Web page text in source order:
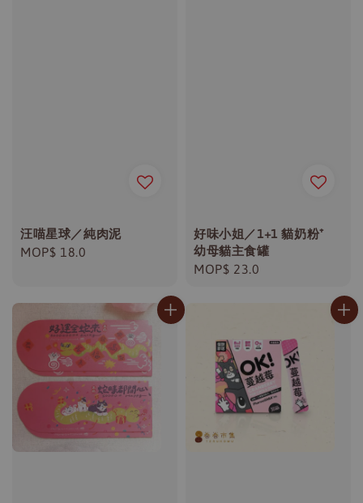
汪喵星球／純肉泥
Regular
MOP$ 18.0
好味小姐／1+1 貓奶粉⁺
幼母貓主食罐
Regular
MOP$ 23.0